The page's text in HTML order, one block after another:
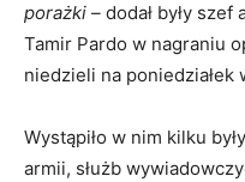
porażki – dodał były
Tamir Pardo w nagraniu
niedzieli na poniedziałek
Wystąpiło w nim kilku
armii, służb